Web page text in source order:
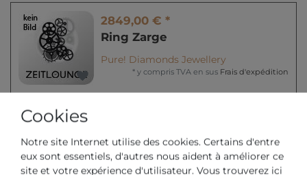
2849,00 € *
Ring Zarge
Pure! Diamonds Jewellery
* y compris TVA en sus Frais d'expédition
Ring 4er-Krappe
Pure! Diamonds Jewellery
Cookies
Notre site Internet utilise des cookies. Certains d'entre
eux sont essentiels, d'autres nous aident à améliorer ce
site et votre expérience d'utilisateur. Vous trouverez ici